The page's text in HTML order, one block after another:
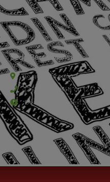
Sede Barra Mansa
Rua Rio Branco, nº107 (2º
(24) 3323-2848 ou (24)
De segunda à sexta-feira ,